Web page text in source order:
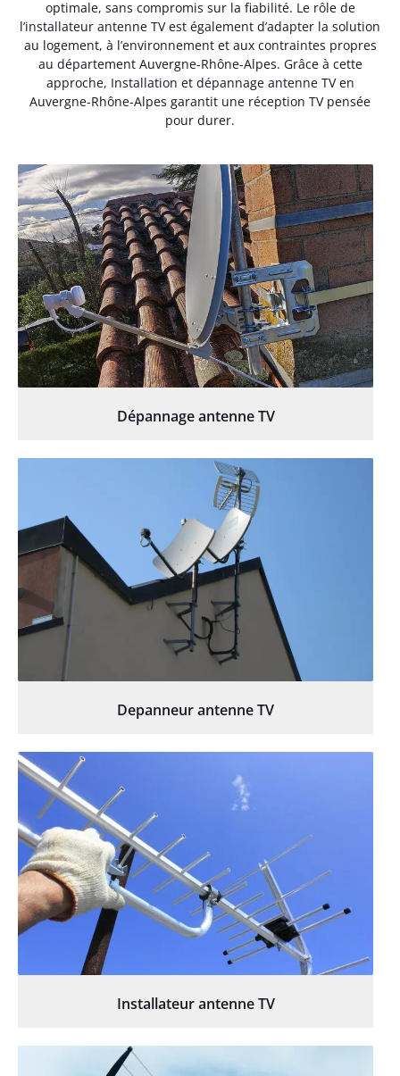
optimale, sans compromis sur la fiabilité. Le rôle de
l’installateur antenne TV est également d’adapter la solution
au logement, à l’environnement et aux contraintes propres
au département Auvergne-Rhône-Alpes. Grâce à cette
approche, Installation et dépannage antenne TV en
Auvergne-Rhône-Alpes garantit une réception TV pensée
pour durer.
Dépannage antenne TV
Depanneur antenne TV
Installateur antenne TV